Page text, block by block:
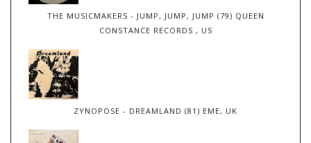
THE MUSICMAKERS - JUMP, JUMP, JUMP (79) QUEEN
CONSTANCE RECORDS , US
ZYNOPOSE - DREAMLAND (81) EME, UK